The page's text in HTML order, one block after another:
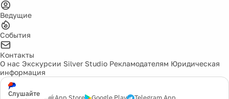
Ведущие
События
Контакты
О нас Экскурсии Silver Studio Рекламодателям Юридическая
информация
Слушайте